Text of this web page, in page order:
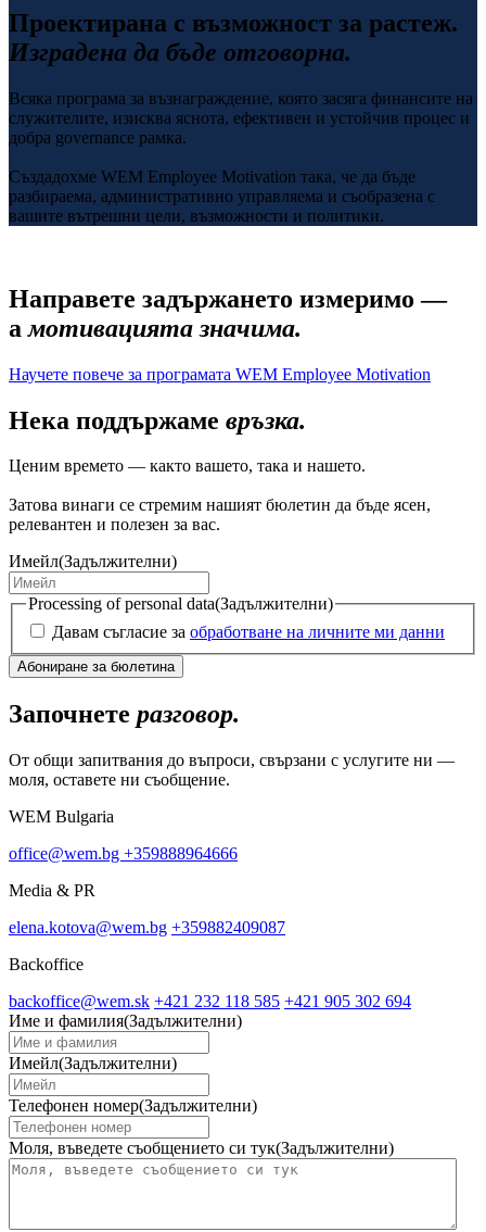
Проектирана с възможност за растеж.
Изградена да бъде отговорна.
Всяка програма за възнаграждение, която засяга финансите на
служителите, изисква яснота, ефективен и устойчив процес и
добра governance рамка.
Създадохме WEM Employee Motivation така, че да бъде
разбираема, административно управляема и съобразена с
вашите вътрешни цели, възможности и политики.
Направете задържането измеримо —
амотивацията значима.
Научете повече за програмата WEM Employee Motivation
Нека поддържаме връзка.
Ценим времето — както вашето, така и нашето.
Затова винаги се стремим нашият бюлетин да бъде ясен,
релевантен и полезен за вас.
Имейл(Задължителни)
Processing of personal data(Задължителни)
Давам съгласие за обработване на личните ми данни
Започнете разговор.
От общи запитвания до въпроси, свързани с услугите ни —
моля, оставете ни съобщение.
WEM Bulgaria
office@wem.bg +359888964666
Media & PR
elena.kotova@wem.bg +359882409087
Backoffice
backoffice@wem.sk +421 232 118 585 +421 905 302 694
Име и фамилия(Задължителни)
Имейл(Задължителни)
Телефонен номер(Задължителни)
Моля, въведете съобщението си тук(Задължителни)